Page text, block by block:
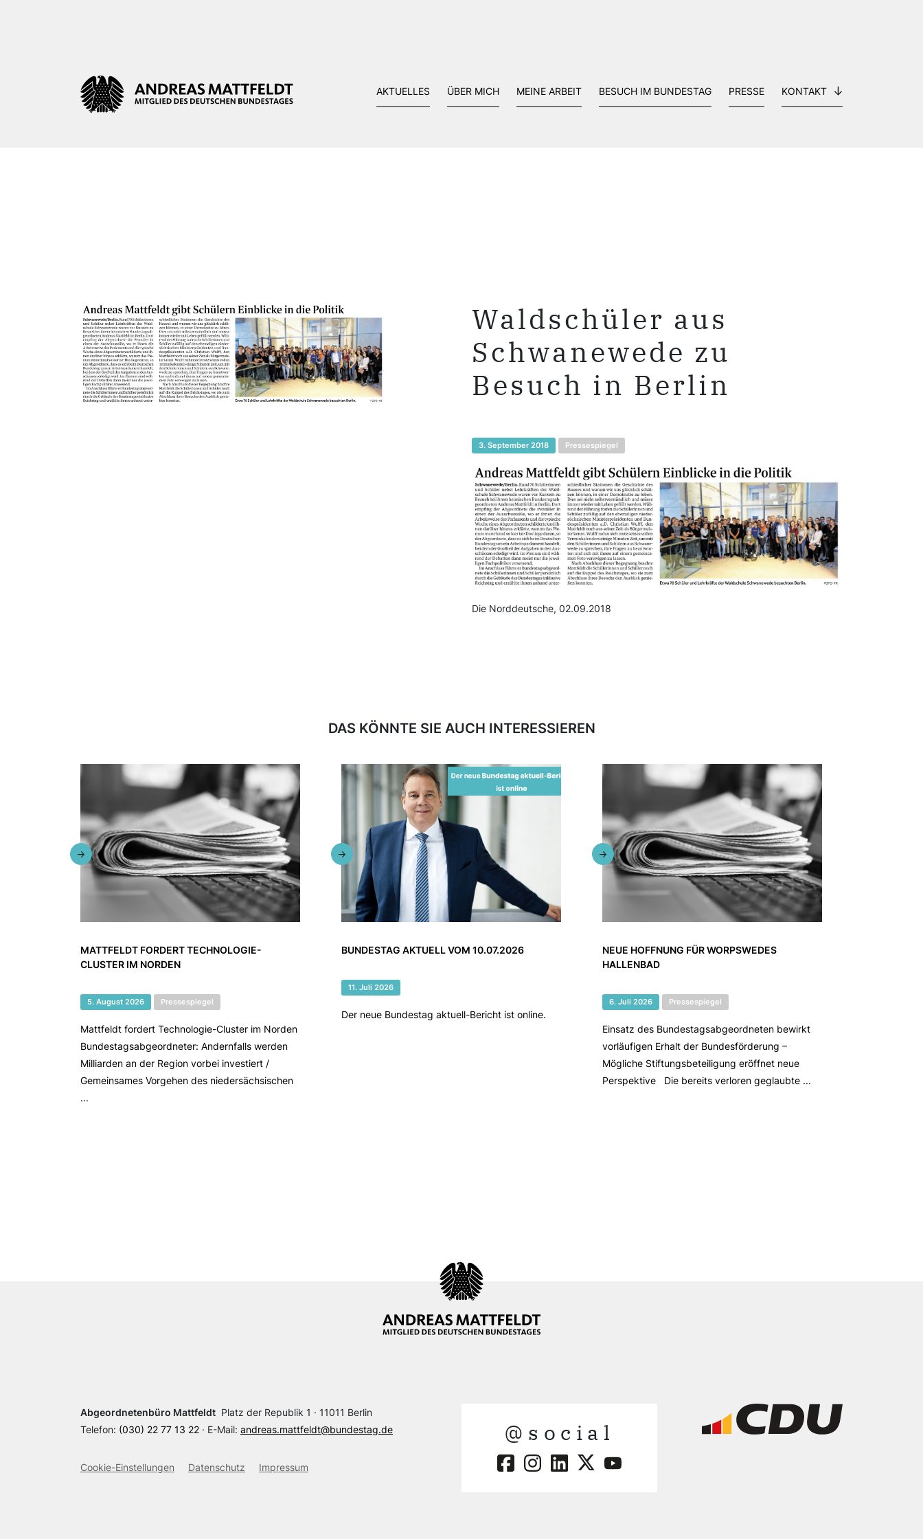
AKTUELLES ÜBER MICH MEINE ARBEIT BESUCH IM BUNDESTAG PRESSE KONTAKT
Waldschüler aus
Schwanewede zu
Besuch in Berlin
3. September 2018 Pressespiegel
Die Norddeutsche, 02.09.2018
DAS KÖNNTE SIE AUCH INTERESSIEREN
MATTFELDT FORDERT TECHNOLOGIE-
CLUSTER IM NORDEN
5. August 2026 Pressespiegel
Mattfeldt fordert Technologie-Cluster im Norden
Bundestagsabgeordneter: Andernfalls werden
Milliarden an der Region vorbei investiert /
Gemeinsames Vorgehen des niedersächsischen
...
BUNDESTAG AKTUELL VOM 10.07.2026
11. Juli 2026
Der neue Bundestag aktuell-Bericht ist online.
NEUE HOFFNUNG FÜR WORPSWEDES
HALLENBAD
6. Juli 2026 Pressespiegel
Einsatz des Bundestagsabgeordneten bewirkt
vorläufigen Erhalt der Bundesförderung –
Mögliche Stiftungsbeteiligung eröffnet neue
Perspektive Die bereits verloren geglaubte ...
Abgeordnetenbüro Mattfeldt Platz der Republik 1 · 11011 Berlin
Telefon: (030) 22 77 13 22 · E-Mail: andreas.mattfeldt@bundestag.de
Cookie-Einstellungen Datenschutz Impressum
@social